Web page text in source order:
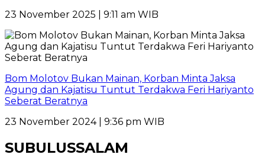
23 November 2025 | 9:11 am WIB
Bom Molotov Bukan Mainan, Korban Minta Jaksa
Agung dan Kajatisu Tuntut Terdakwa Feri Hariyanto
Seberat Beratnya
23 November 2024 | 9:36 pm WIB
SUBULUSSALAM